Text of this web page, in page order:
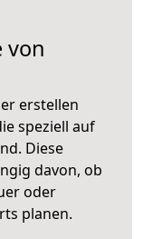
von
erstellen
speziell auf
Diese
davon, ob
oder
planen.